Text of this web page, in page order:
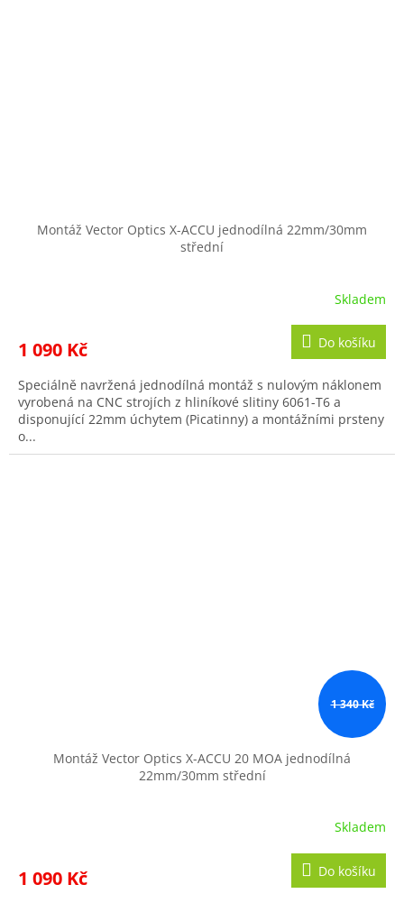
Montáž Vector Optics X-ACCU jednodílná 22mm/30mm
střední
Skladem
1 090 Kč Do košíku
Speciálně navržená jednodílná montáž s nulovým náklonem
vyrobená na CNC strojích z hliníkové slitiny 6061-T6 a
disponující 22mm úchytem (Picatinny) a montážními prsteny
o...
1 340 Kč
Montáž Vector Optics X-ACCU 20 MOA jednodílná
22mm/30mm střední
Skladem
1 090 Kč Do košíku